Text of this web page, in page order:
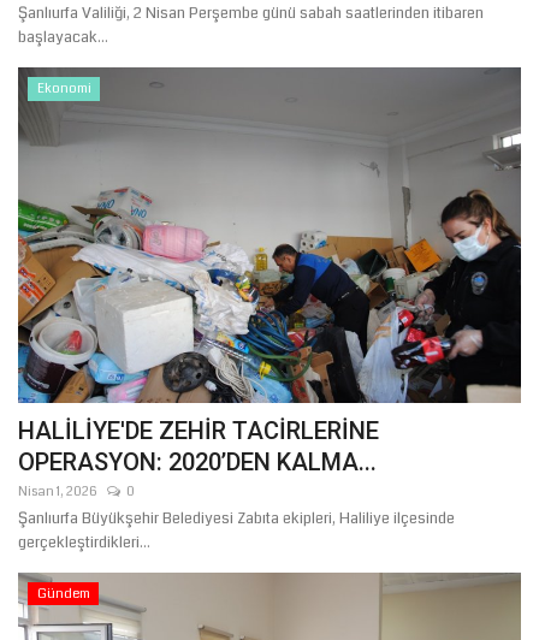
Şanlıurfa Valiliği, 2 Nisan Perşembe günü sabah saatlerinden itibaren
başlayacak...
Ekonomi
HALİLİYE'DE ZEHİR TACİRLERİNE
OPERASYON: 2020’DEN KALMA...
Nisan 1, 2026 0
Şanlıurfa Büyükşehir Belediyesi Zabıta ekipleri, Haliliye ilçesinde
gerçekleştirdikleri...
Gündem